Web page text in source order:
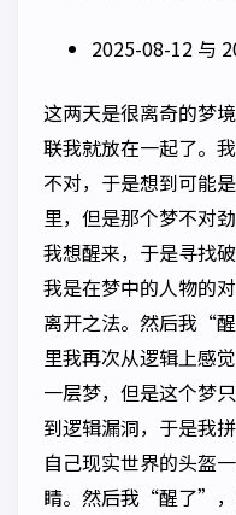
2025-08-12 与
这两天是很离奇的梦
联我就放在一起了。
不对，于是想到可能
里，但是那个梦不对
我想醒来，于是寻找
我是在梦中的人物的
离开之法。然后我“
里我再次从逻辑上感
一层梦，但是这个梦
到逻辑漏洞，于是我
自己现实世界的头盔
睛。然后我“醒了”，